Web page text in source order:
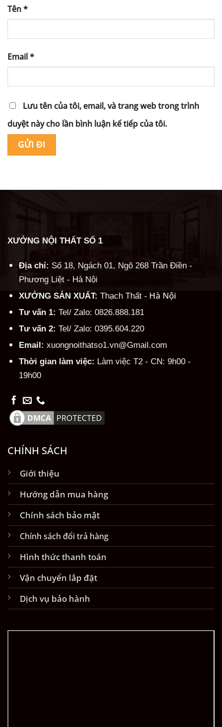
Tên*
Email*
Lưu tên của tôi, email, và trang web trong trình
duyệt này cho lần bình luận kế tiếp của tôi.
XƯỞNG NỘI THẤT SỐ 1
Địa chỉ: Số 18, Ngách 01, Ngõ 268 Trần Điền -
Phương Liệt - Hà Nội
XƯỞNG SẢN XUẤT: Thạch Thất - Hà Nội
Tư vấn 1: Tel/ Zalo: 0826.888.181
Tư vấn 2: Tel/ Zalo: 0395.604.220
Email: xuongnoithatso1.vn@Gmail.com
Thời gian làm việc: Làm việc T2 - CN: 9h00 -
19h00
CHÍNH SÁCH
Giới thiệu
Hướng dẫn mua hàng
Chính sách bảo mật
Chính sách đổi trả hàng
Hình thức thanh toán
Vận chuyển lắp đặt
Dịch vụ bảo hành